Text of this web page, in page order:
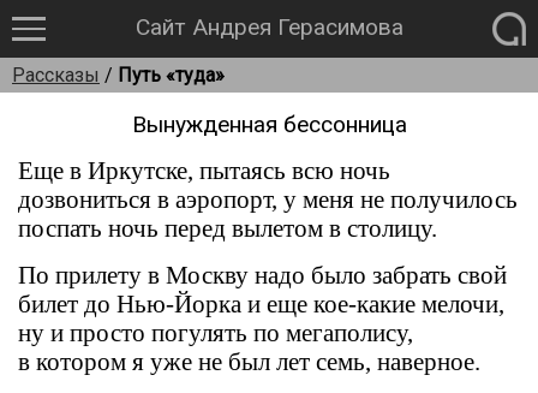
Сайт Андрея Герасимова
Рассказы / Путь «туда»
Вынужденная бессонница
Еще в Иркутске, пытаясь всю ночь
дозвониться в аэропорт, у меня не получилось
поспать ночь перед вылетом в столицу.
По прилету в Москву надо было забрать свой
билет до Нью-Йорка и еще кое-какие мелочи,
ну и просто погулять по мегаполису,
в котором я уже не был лет семь, наверное.